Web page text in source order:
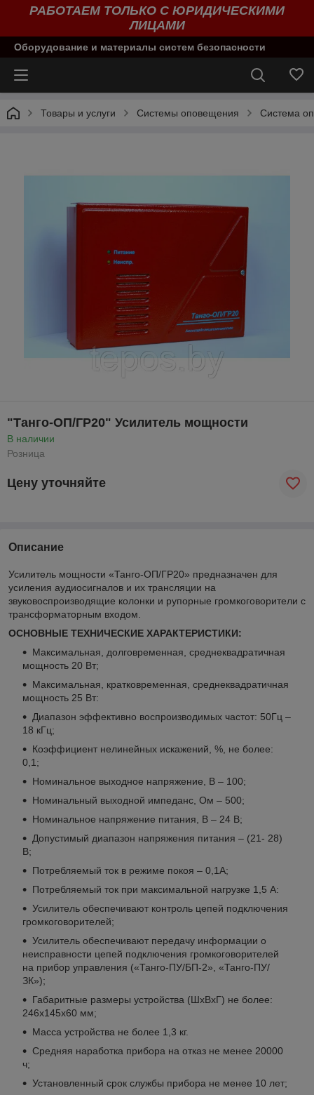
РАБОТАЕМ ТОЛЬКО С ЮРИДИЧЕСКИМИ
ЛИЦАМИ
Оборудование и материалы систем безопасности
Товары и услуги Системы оповещения Система
"Танго-ОП/ГР20" Усилитель мощности
В наличии
Розница
Цену уточняйте
Описание
Усилитель мощности «Танго-ОП/ГР20» предназначен для
усиления аудиосигналов и их трансляции на
звуковоспроизводящие колонки и рупорные громкоговорители с
трансформаторным входом.
ОСНОВНЫЕ ТЕХНИЧЕСКИЕ ХАРАКТЕРИСТИКИ:
Максимальная, долговременная, среднеквадратичная
мощность 20 Вт;
Максимальная, кратковременная, среднеквадратичная
мощность 25 Вт:
Диапазон эффективно воспроизводимых частот: 50Гц –
18 кГц;
Коэффициент нелинейных искажений, %, не более:
0,1;
Номинальное выходное напряжение, В – 100;
Номинальный выходной импеданс, Ом – 500;
Номинальное напряжение питания, В – 24 В;
Допустимый диапазон напряжения питания – (21- 28)
В;
Потребляемый ток в режиме покоя – 0,1А;
Потребляемый ток при максимальной нагрузке 1,5 А:
Усилитель обеспечивают контроль цепей подключения
громкоговорителей;
Усилитель обеспечивают передачу информации о
неисправности цепей подключения громкоговорителей
на прибор управления («Танго-ПУ/БП-2», «Танго-ПУ/
ЗК»);
Габаритные размеры устройства (ШхВхГ) не более:
246х145х60 мм;
Масса устройства не более 1,3 кг.
Средняя наработка прибора на отказ не менее 20000
ч;
Установленный срок службы прибора не менее 10 лет;